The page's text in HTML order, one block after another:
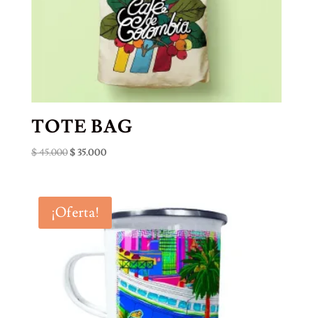
TOTE BAG
$45.000El
era:
$ 45.000.
$35.000El
es:
$ 35.000.
¡Oferta!